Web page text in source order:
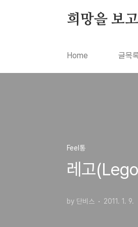
희망을 보
Home 글목
Feel통
레고
by 단비스 2011. 1. 9.